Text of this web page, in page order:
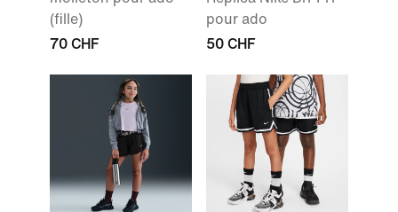
(fille)
70 CHF
pour ado
50 CHF